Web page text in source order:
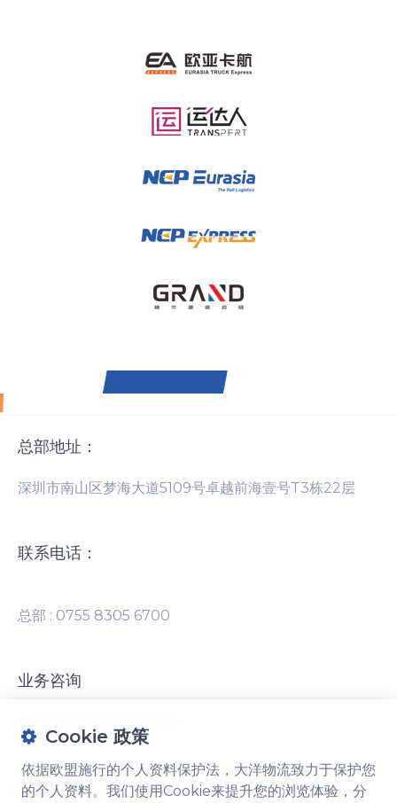
Cookie 政策
依据欧盟施行的个人资料保护法，大洋物流致力于保护您
的个人资料。我们使用Cookie来提升您的浏览体验，分
Cookie 设置
依据欧盟施行的个人资料保护法，大洋物流致力于
您的偏好。
必要的Cookie
在我们的系统中关闭。
总部地址：
深圳市南山区梦海大道5109号卓越前海壹号T3栋22层
联系电话：
总部 : 0755 8305 6700
业务咨询
社交媒体